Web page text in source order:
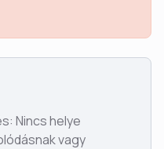
Nincs helye
vagy